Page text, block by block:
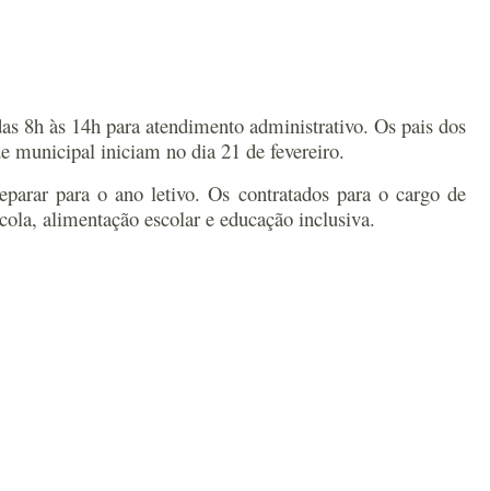
8h às 14h para atendimento administrativo. Os pais dos
municipal iniciam no dia 21 de fevereiro.
para o ano letivo. Os contratados para o cargo de
alimentação escolar e educação inclusiva.